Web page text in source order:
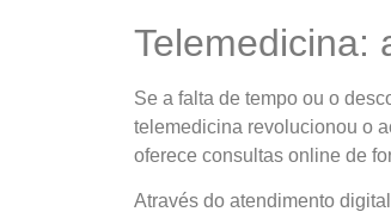
Telemedicina:
Se a falta de tempo ou o
telemedicina revolucionou o
oferece consultas online de
Através do atendimento